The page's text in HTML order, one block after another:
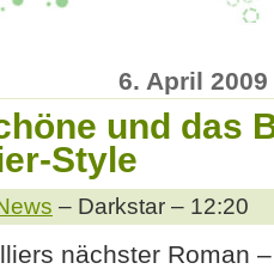
6. April 2009
und das
Style
– Darkstar – 12:20
nächster Roman –